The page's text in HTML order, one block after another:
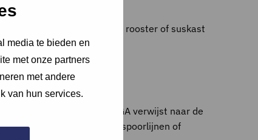
media te bieden en
met onze partners
met andere
van hun services.
het type glas, type rooster of suskast
of te dempen. GA verwijst naar de
langs drukke wegen, spoorlijnen of